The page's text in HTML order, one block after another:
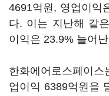
4691억원, 영업이익
다. 이는 지난해 같
이익은 23.9% 늘어
한화에어로스페이
업이익 6389억원을